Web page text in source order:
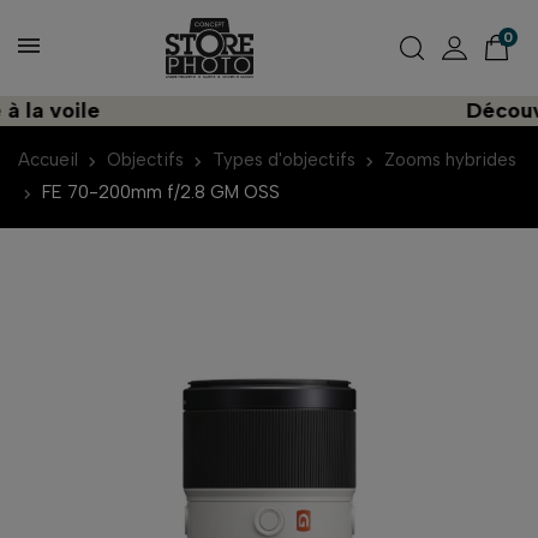
0
voile
Accueil Objectifs Types d'objectifs
Zooms hybrides
FE 70-200mm f/2.8 GM OSS